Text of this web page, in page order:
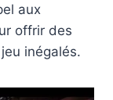
aux
offrir des
inégalés.